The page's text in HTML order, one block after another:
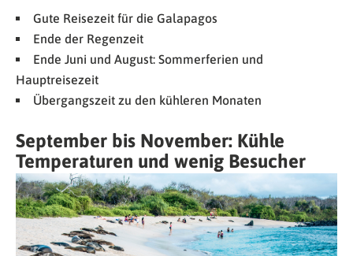
Gute Reisezeit für die Galapagos
Ende der Regenzeit
Ende Juni und August: Sommerferien und
Hauptreisezeit
Übergangszeit zu den kühleren Monaten
September bis November: Kühle
Temperaturen und wenig Besucher